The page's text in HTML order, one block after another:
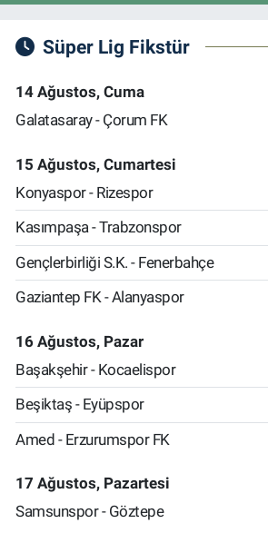
Süper Lig Fikstür
14 Ağustos, Cuma
Galatasaray - Çorum FK
15 Ağustos, Cumartesi
Konyaspor - Rizespor
Kasımpaşa - Trabzonspor
Gençlerbirliği S.K. - Fenerbahçe
Gaziantep FK - Alanyaspor
16 Ağustos, Pazar
Başakşehir - Kocaelispor
Beşiktaş - Eyüpspor
Amed - Erzurumspor FK
17 Ağustos, Pazartesi
Samsunspor - Göztepe